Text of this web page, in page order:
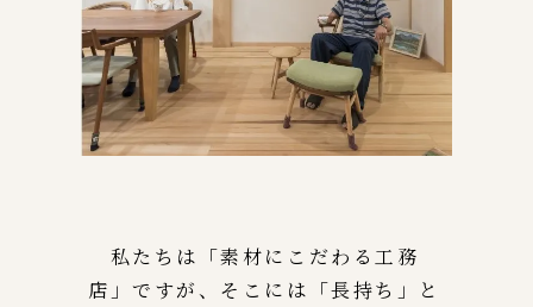
私たちは「素材にこだわる工務
店」ですが、そこには「長持ち」と